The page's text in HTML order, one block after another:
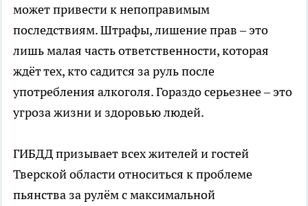
может привести к непоправимым
последствиям. Штрафы, лишение прав – это
лишь малая часть ответственности, которая
ждёт тех, кто садится за руль после
употребления алкоголя. Гораздо серьезнее – это
угроза жизни и здоровью людей.
ГИБДД призывает всех жителей и гостей
Тверской области относиться к проблеме
пьянства за рулём с максимальной